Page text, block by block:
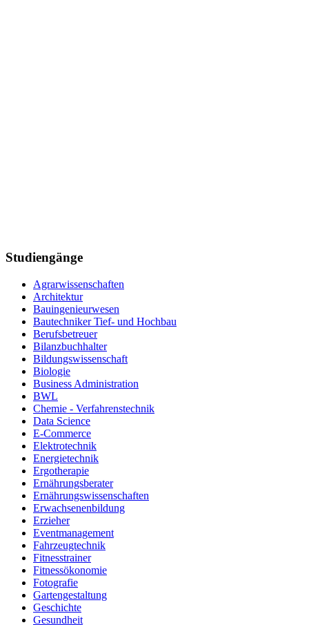
Studiengänge
Agrarwissenschaften
Architektur
Bauingenieurwesen
Bautechniker Tief- und Hochbau
Berufsbetreuer
Bilanzbuchhalter
Bildungswissenschaft
Biologie
Business Administration
BWL
Chemie - Verfahrenstechnik
Data Science
E-Commerce
Elektrotechnik
Energietechnik
Ergotherapie
Ernährungsberater
Ernährungswissenschaften
Erwachsenenbildung
Erzieher
Eventmanagement
Fahrzeugtechnik
Fitnesstrainer
Fitnessökonomie
Fotografie
Gartengestaltung
Geschichte
Gesundheit